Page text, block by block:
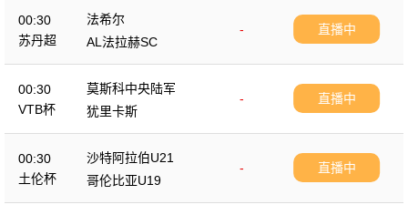
00:30
苏丹超
法希尔
-
AL法拉赫SC
直播中
00:30
VTB杯
莫斯科中央陆军
-
犹里卡斯
直播中
00:30
土伦杯
沙特阿拉伯U21
-
哥伦比亚U19
直播中